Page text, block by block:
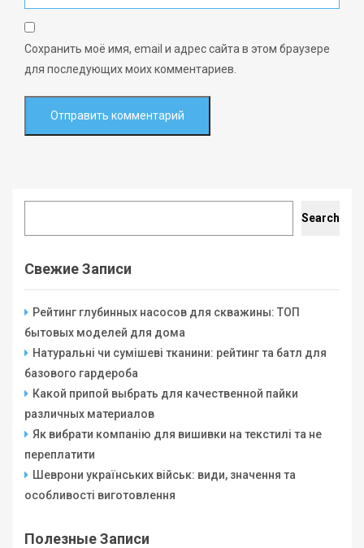
Сохранить моё имя, email и адрес сайта в этом браузере
для последующих моих комментариев.
Search
Свежие Записи
Рейтинг глубинных насосов для скважины: ТОП
бытовых моделей для дома
Натуральні чи сумішеві тканини: рейтинг та батл для
базового гардероба
Какой припой выбрать для качественной пайки
различных материалов
Як вибрати компанію для вишивки на текстилі та не
переплатити
Шеврони українських військ: види, значення та
особливості виготовлення
Полезные Записи